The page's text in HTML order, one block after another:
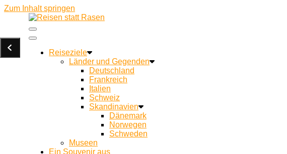
Zum Inhalt springen
Reisen statt Rasen
Reiseziele
Länder und Gegenden
Deutschland
Frankreich
Italien
Schweiz
Skandinavien
Dänemark
Norwegen
Schweden
Museen
Ein Souvenir aus